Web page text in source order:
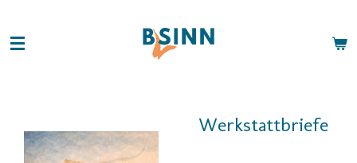
Hauptinhalt
springen
Werkstattbriefe